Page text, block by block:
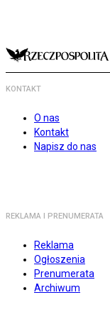
KONTAKT
O nas
Kontakt
Napisz do nas
REKLAMA I PRENUMERATA
Reklama
Ogłoszenia
Prenumerata
Archiwum